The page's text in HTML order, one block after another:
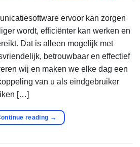
ervoor kan zorgen
wordt, efficiënter kan werken en
Dat is alleen mogelijk met
betrouwbaar en effectief
wij en maken we elke dag een
van u als eindgebruiker
[…]
reading →